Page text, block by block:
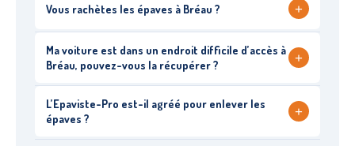
Vous rachètes les épaves à Bréau ? +
Ma voiture est dans un endroit difficile d’accès à
Bréau, pouvez-vous la récupérer ?
+
L’Epaviste-Pro est-il agréé pour enlever les
épaves ?
+